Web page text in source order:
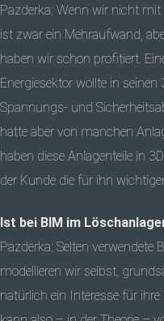
Pazderka: Wenn wir nicht mit
ist zwar ein Mehraufwand,
haben wir schon profitiert.
Energiesektor wollte in
Spannungs- und
hatte aber von manchen
haben diese Anlagenteile in
der Kunde die für ihn
Ist bei BIM im
Pazderka: Selten verwendete
modellieren wir selbst,
natürlich ein Interesse für